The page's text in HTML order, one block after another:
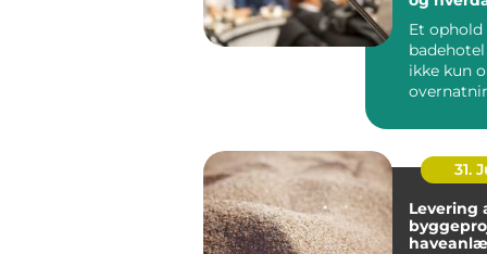
Et ophold
ikke kun
31.
Levering